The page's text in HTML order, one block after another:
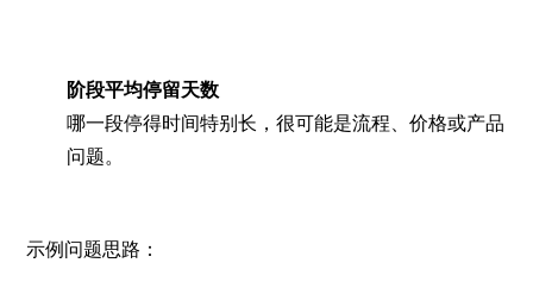
阶段平均停留天数
哪一段停得时间特别长，很可能是流程、价格或产品
问题。
示例问题思路：